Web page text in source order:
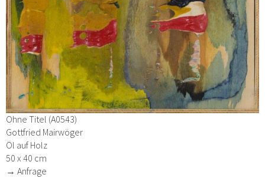
Ohne Titel (A0543)
Gottfried Mairwöger
Öl auf Holz
50 x 40 cm
→ Anfrage